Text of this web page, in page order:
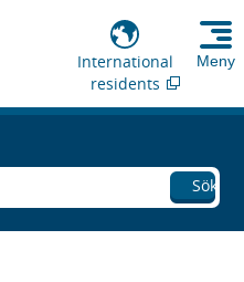
International
residents
Meny
Sök